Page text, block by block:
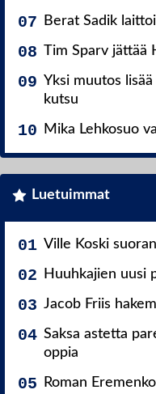
Berat Sadik
Tim Sparv jättää
Yksi muutos
kutsu
Mika Lehkosuo
Luetuimmat
Ville Koski
Huuhkajien uusi
Jacob Friis
Saksa astetta
oppia
Roman